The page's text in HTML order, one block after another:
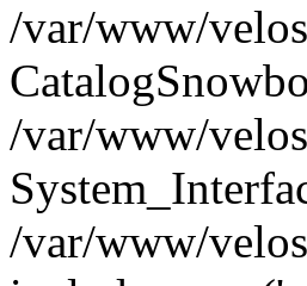
/var/www/
/var/www/
/var/www/